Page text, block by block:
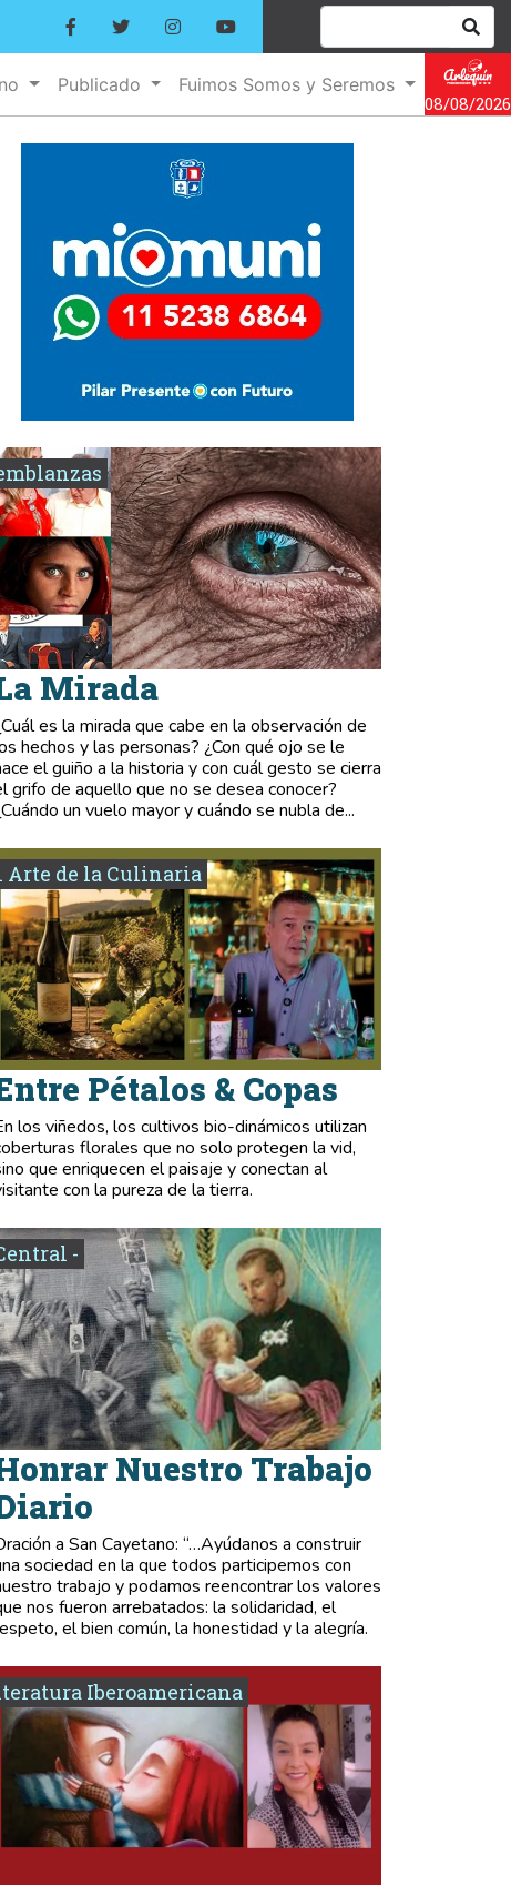
Publicado
Fuimos Somos y Seremos
08/08/2026
Mirada
es la mirada que cabe en la observación de
hechos y las personas? ¿Con qué ojo se le
el guiño a la historia y con cuál gesto se cierra
grifo de aquello que no se desea conocer?
un vuelo mayor y cuándo se nubla de...
Arte de la Culinaria
Pétalos & Copas
los viñedos, los cultivos bio-dinámicos utilizan
florales que no solo protegen la vid,
que enriquecen el paisaje y conectan al
con la pureza de la tierra.
-
Nuestro Trabajo
a San Cayetano: “…Ayúdanos a construir
sociedad en la que todos participemos con
trabajo y podamos reencontrar los valores
nos fueron arrebatados: la solidaridad, el
el bien común, la honestidad y la alegría.
Iberoamericana